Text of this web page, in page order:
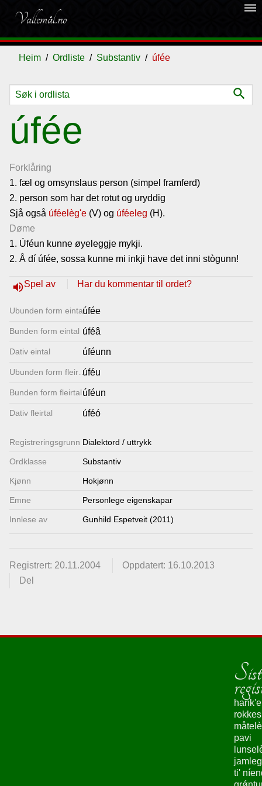
Vallemål.no
dehaze
Heim Ordliste Substantiv úfée
search
úfée
Forklåring
1. fæl og omsynslaus person (simpel framferd)
2. person som har det rotut og uryddig
Sjå også úféelèg'e (V) og úféeleg (H).
Døme
1. Úféun kunne øyeleggje mykji.
2. Å dí úfée, sossa kunne mi inkji have det inni stògunn!
volume_upSpel av Har du kommentar til ordet?
Ubunden form eintalúfée
Bunden form eintal úféâ
Dativ eintal úféunn
Ubunden form fleirtal
úféu
Bunden form fleirtalúféun
Dativ fleirtal úféó
Registrerings­grunn Dialektord / uttrykk
Ordklasse Substantiv
Kjønn Hokjønn
Emne Personlege eigenskapar
Innlese av Gunhild Espetveit (2011)
Registrert: 20.11.2004
Oppdatert: 16.10.2013
Del
Ordliste
Om
vallemålet
Gjestebok
Nyhende
Lenkjer
Kontakt
oss
hank'e
pavi
ti'